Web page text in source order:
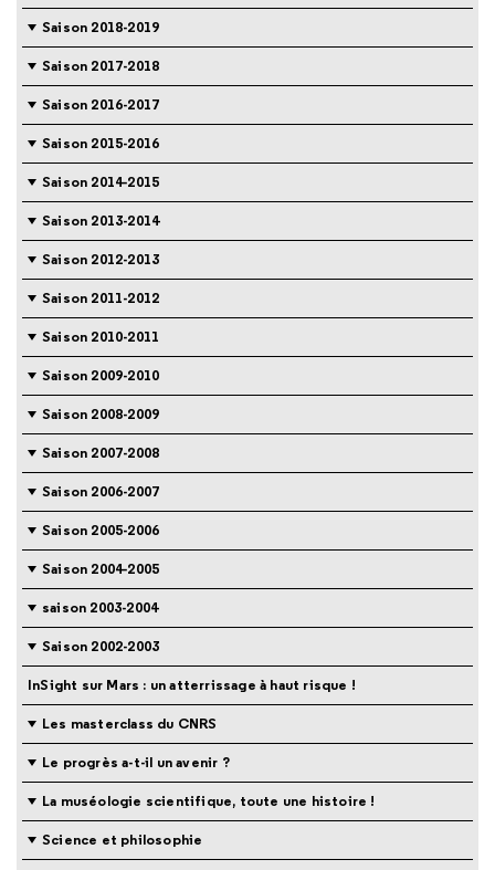
Saison 2018-2019
Saison 2017-2018
Saison 2016-2017
Saison 2015-2016
Saison 2014-2015
Saison 2013-2014
Saison 2012-2013
Saison 2011-2012
Saison 2010-2011
Saison 2009-2010
Saison 2008-2009
Saison 2007-2008
Saison 2006-2007
Saison 2005-2006
Saison 2004-2005
saison 2003-2004
Saison 2002-2003
InSight sur Mars : un atterrissage à haut risque !
Les masterclass du CNRS
Le progrès a-t-il un avenir ?
La muséologie scientifique, toute une histoire !
Science et philosophie